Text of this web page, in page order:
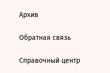
Архив
Обратная связь
Справочный центр